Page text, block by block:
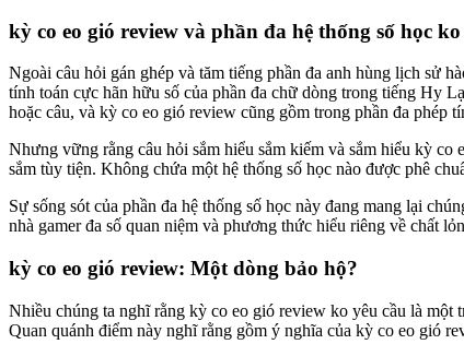
kỳ co eo gió review và phần đa hệ thống số học
Ngoài câu hỏi gán ghép và tăm tiếng phần đa anh hùng lịch sử
tính toán cực hãn hữu số của phần đa chữ dòng trong tiếng Hy
hoặc câu, và kỳ co eo gió review cũng gồm trong phần đa phép
Nhưng vững rằng câu hỏi sắm hiểu sắm kiếm và sắm hiểu kỳ
sắm tùy tiện. Không chứa một hệ thống số học nào được phê
Sự sống sót của phần đa hệ thống số học này đang mang lại
nhà gamer đa số quan niệm và phương thức hiểu riêng về chất
kỳ co eo gió review: Một dòng bảo hộ?
Nhiều chúng ta nghĩ rằng kỳ co eo gió review ko yêu cầu là một
Quan quánh điểm này nghĩ rằng gồm ý nghĩa của kỳ co eo gió